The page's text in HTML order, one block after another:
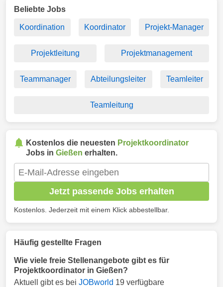
Beliebte Jobs
Koordination Koordinator Projekt-Manager
Projektleitung Projektmanagement
Teammanager Abteilungsleiter Teamleiter
Teamleitung
Kostenlos die neuesten Projektkoordinator
Jobs in Gießen erhalten.
Jetzt passende Jobs erhalten
Kostenlos. Jederzeit mit einem Klick abbestellbar.
Häufig gestellte Fragen
Wie viele freie Stellenangebote gibt es für
Projektkoordinator in Gießen?
Aktuell gibt es bei JOBworld 19 verfügbare